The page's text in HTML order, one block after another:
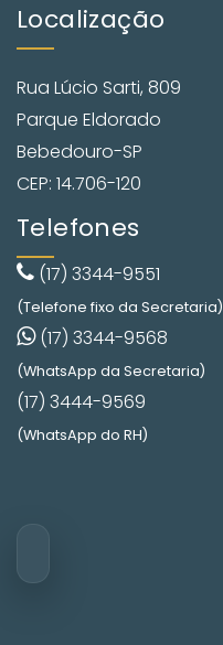
Localização
Rua Lúcio Sarti, 809
Parque Eldorado
Bebedouro-SP
CEP: 14.706-120
Telefones
(17) 3344-9551
(Telefone fixo da Secretaria)
(17) 3344-9568
(WhatsApp da Secretaria)
(17) 3444-9569
(WhatsApp do RH)